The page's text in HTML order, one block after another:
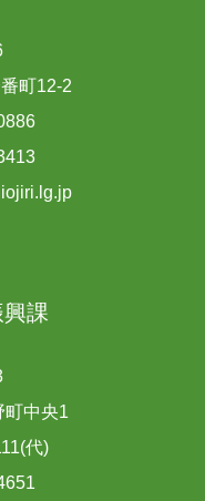
町12-2
課
町中央1
代)